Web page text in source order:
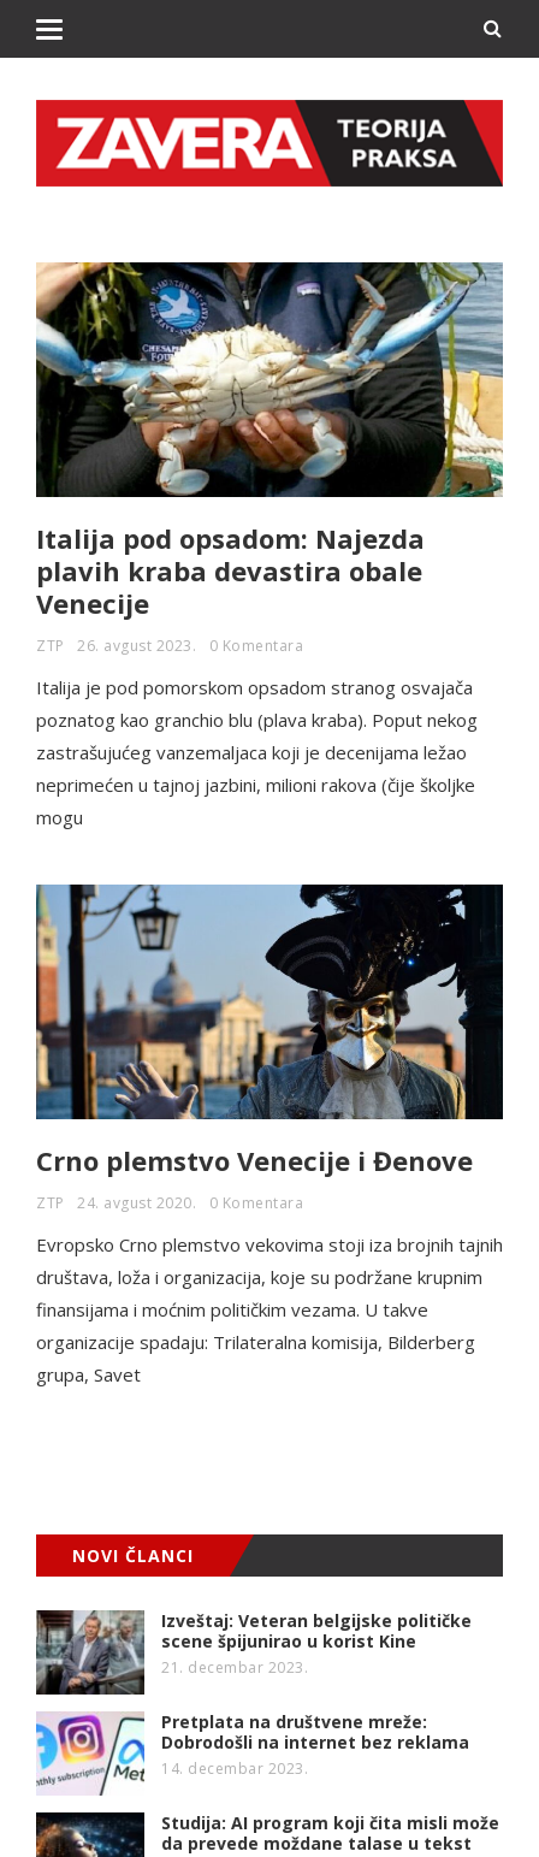
Italija pod opsadom: Najezda
plavih kraba devastira obale
Venecije
ZTP 26. avgust 2023. 0 Komentara
Italija je pod pomorskom opsadom stranog osvajača
poznatog kao granchio blu (plava kraba). Poput nekog
zastrašujućeg vanzemaljaca koji je decenijama ležao
neprimećen u tajnoj jazbini, milioni rakova (čije školjke
mogu
Crno plemstvo Venecije i Đenove
ZTP 24. avgust 2020. 0 Komentara
Evropsko Crno plemstvo vekovima stoji iza brojnih tajnih
društava, loža i organizacija, koje su podržane krupnim
finansijama i moćnim političkim vezama. U takve
organizacije spadaju: Trilateralna komisija, Bilderberg
grupa, Savet
NOVI ČLANCI
Izveštaj: Veteran belgijske političke
scene špijunirao u korist Kine
21. decembar 2023.
Pretplata na društvene mreže:
Dobrodošli na internet bez reklama
14. decembar 2023.
Studija: AI program koji čita misli može
da prevede moždane talase u tekst